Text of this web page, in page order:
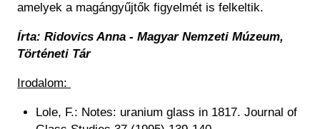
amelyek a magángyűjtők figyelmét is felkeltik.
Írta: Ridovics Anna - Magyar Nemzeti Múzeum,
Történeti Tár
Irodalom:
Lole, F.: Notes: uranium glass in 1817. Journal of